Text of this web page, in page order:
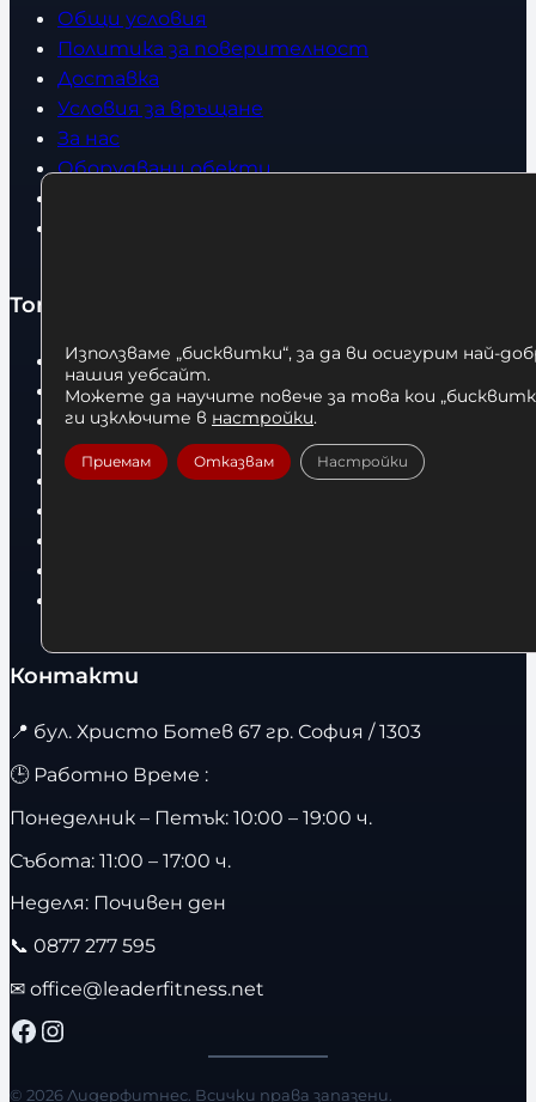
Общи условия
Политика за поверителност
Доставка
Условия за връщане
За нас
Оборудвани обекти
Топ категории
Бокс
Боксови чували
Боксови ръкавици
Дрехи
Детски дрехи
Контакти
📍 бул. Христо Ботев 67 гр. София / 1303
🕒 Работно Време :
Понеделник – Петък: 10:00 – 19:00 ч.
Събота: 11:00 – 17:00 ч.
Неделя: Почивен ден
📞 0877 277 595
✉ office@leaderfitness.net
Facebook Instagram
© 2026 Лидерфитнес. Всички права запазени.
Използваме „бисквитки“, за да ви осигурим най-
нашия уебсайт.
Можете да научите повече за това кои
ги изключите в настройки.
Приемам Отказвам Настройки